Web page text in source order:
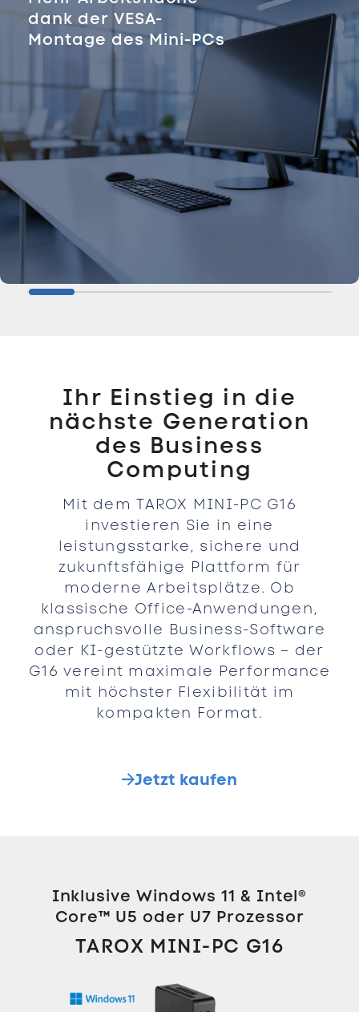
dank der VESA-
Montage des Mini-PCs
Ihr Einstieg in die
nächste Generation
des Business
Computing
Mit dem TAROX MINI-PC G16
investieren Sie in eine
leistungsstarke, sichere und
zukunftsfähige Plattform für
moderne Arbeitsplätze. Ob
klassische Office-Anwendungen,
anspruchsvolle Business-Software
oder KI-gestützte Workflows – der
G16 vereint maximale Performance
mit höchster Flexibilität im
kompakten Format.
Jetzt kaufen
Inklusive Windows 11 & Intel®
Core™ U5 oder U7 Prozessor
TAROX MINI-PC G16